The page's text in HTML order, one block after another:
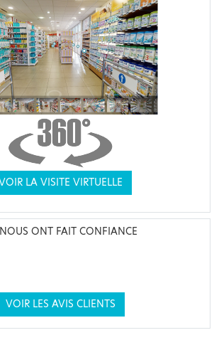
LA VISITE VIRTUELLE
ONT FAIT CONFIANCE
VOIR LES AVIS CLIENTS